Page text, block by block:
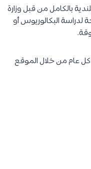
بالكامل من قبل وزارة
والتجارة. وتتوفر 650 منحة لدراسة البكالوريوس أو
كل عام من خلال الموقع